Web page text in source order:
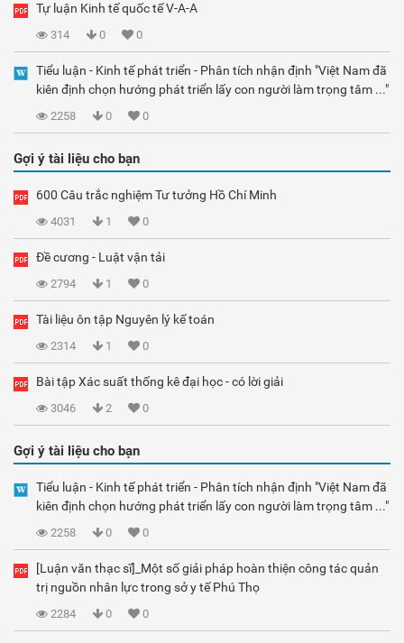
Tự luận Kinh tế quốc tế V-A-A
314 0 0
Tiểu luận - Kinh tế phát triển - Phân tích nhận định "Việt Nam đã
kiên định chọn hướng phát triển lấy con người làm trọng tâm ..."
2258 0 0
Gợi ý tài liệu cho bạn
600 Câu trắc nghiệm Tư tưởng Hồ Chí Minh
4031 1 0
Đề cương - Luật vận tải
2794 1 0
Tài liệu ôn tập Nguyên lý kế toán
2314 1 0
Bài tập Xác suất thống kê đại học - có lời giải
3046 2 0
Gợi ý tài liệu cho bạn
Tiểu luận - Kinh tế phát triển - Phân tích nhận định "Việt Nam đã
kiên định chọn hướng phát triển lấy con người làm trọng tâm ..."
2258 0 0
[Luận văn thạc sĩ]_Một số giải pháp hoàn thiện công tác quản
trị nguồn nhân lực trong sở y tế Phú Thọ
2284 0 0